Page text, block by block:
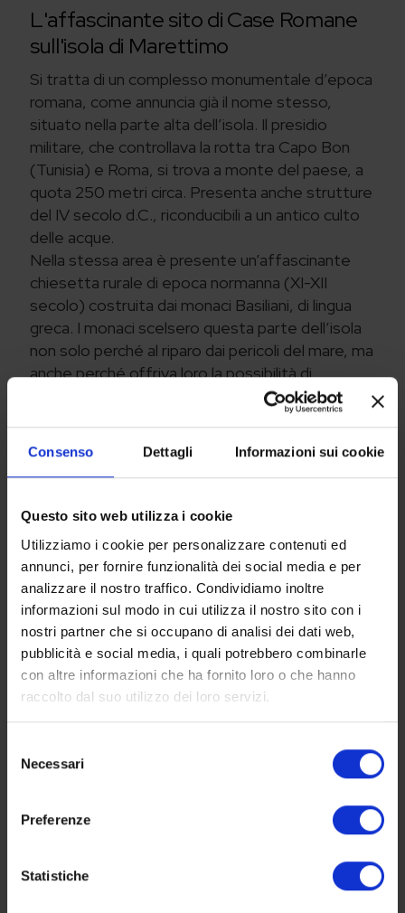
Consenso Dettagli Informazioni sui cookie
Questo sito web utilizza i cookie
Utilizziamo i cookie per personalizzare contenuti ed
annunci, per fornire funzionalità dei social media e per
analizzare il nostro traffico. Condividiamo inoltre
informazioni sul modo in cui utilizza il nostro sito con i
nostri partner che si occupano di analisi dei dati web,
pubblicità e social media, i quali potrebbero combinarle
con altre informazioni che ha fornito loro o che hanno
raccolto dal suo utilizzo dei loro servizi.
delNecessari
Preferenze
Statistiche
L'affascinante sito di Case Romane
sull'isola di Marettimo
Si tratta di un complesso monumentale d’epoca
romana, come annuncia già il nome stesso,
situato nella parte alta dell’isola. Il presidio
militare, che controllava la rotta tra Capo Bon
(Tunisia) e Roma, si trova a monte del paese, a
quota 250 metri circa. Presenta anche strutture
del IV secolo d.C., riconducibili a un antico culto
delle acque.
Nella stessa area è presente un’affascinante
chiesetta rurale di epoca normanna (XI-XII
secolo) costruita dai monaci Basiliani, di lingua
greca. I monaci scelsero questa parte dell’isola
non solo perché al riparo dai pericoli del mare, ma
anche perché offriva loro la possibilità di
utilizzare, come cenobio, l’edificio romano
preesistente. Si ipotizza che la chiesa fosse
L’area, particolarmente suggestiva, è stata
metà degli anni Novanta e di una seconda
Grazie a questi lavori la conoscenza sulla storia
di Marèttimo si è arricchita con la scoperta di un
altro edificio di culto cristiano, dotato di un
battistero con fonte a immersione, databile tra
il VI e il VII secolo d.C che, molto probabilmente,
faceva parte di un santuario protobizantino
meta di pellegrinaggio.